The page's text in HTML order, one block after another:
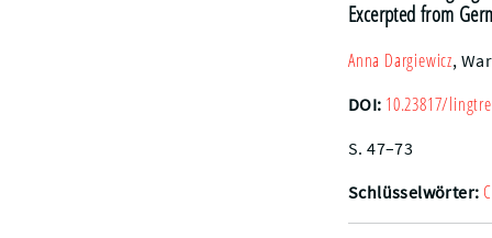
Excerpted from
Anna Dargiewicz,
DOI: 10.23817/
S. 47–73
Schlüsselwörter: